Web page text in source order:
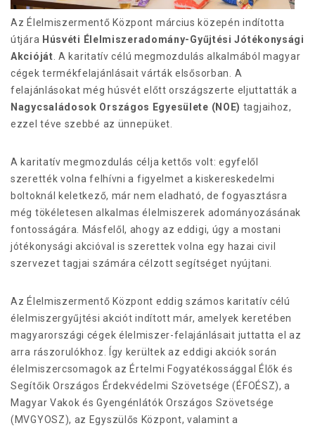
Az Élelmiszermentő Központ március közepén indította
útjára Húsvéti Élelmiszeradomány-Gyűjtési Jótékonysági
Akcióját . A karitatív célú megmozdulás alkalmából magyar
cégek termékfelajánlásait várták elsősorban. A
felajánlásokat még húsvét előtt országszerte eljuttatták a
Nagycsaládosok Országos Egyesülete (NOE) tagjaihoz,
ezzel téve szebbé az ünnepüket.
A karitatív megmozdulás célja kettős volt: egyfelől
szerették volna felhívni a figyelmet a kiskereskedelmi
boltoknál keletkező, már nem eladható, de fogyasztásra
még tökéletesen alkalmas élelmiszerek adományozásának
fontosságára. Másfelől, ahogy az eddigi, úgy a mostani
jótékonysági akcióval is szerettek volna egy hazai civil
szervezet tagjai számára célzott segítséget nyújtani.
Az Élelmiszermentő Központ eddig számos karitatív célú
élelmiszergyűjtési akciót indított már, amelyek keretében
magyarországi cégek élelmiszer-felajánlásait juttatta el az
arra rászorulókhoz. Így kerültek az eddigi akciók során
élelmiszercsomagok az Értelmi Fogyatékossággal Élők és
Segítőik Országos Érdekvédelmi Szövetsége (ÉFOÉSZ), a
Magyar Vakok és Gyengénlátók Országos Szövetsége
(MVGYOSZ), az Egyszülős Központ, valamint a